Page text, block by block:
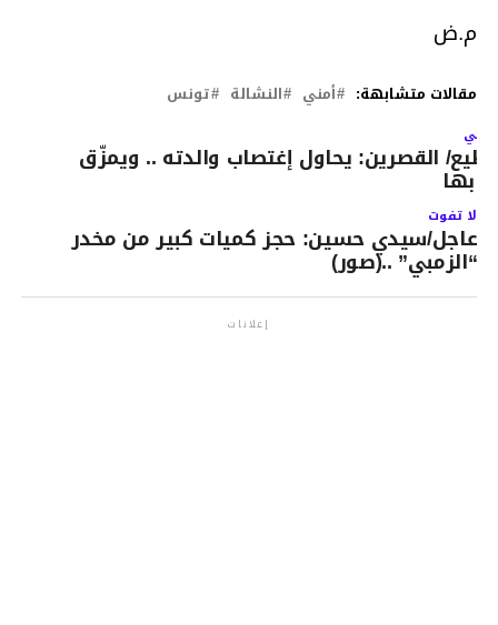
م.ض
مقالات متشابهة: أمني النشالة تونس
القصرين: يحاول إغتصاب والدته .. ويمزّق
لا تفوت
عاجل/سيدي حسين: حجز كميات كبير من مخدر
“الزمبي” ..(صور)
إعلانات